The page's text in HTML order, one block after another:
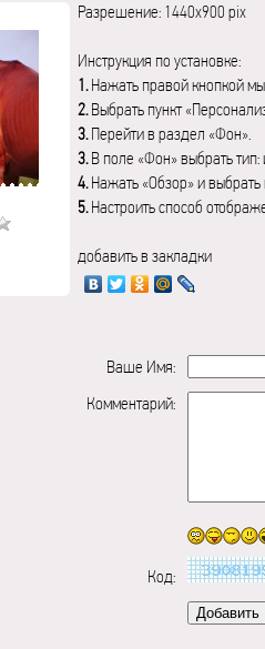
Разрешение: 1440x900 pix
Инструкция по установке:
1.Нажать правой кнопкой
2.Выбрать пункт
3.Перейти в раздел «Фон».
3.В поле «Фон» выбрать
4.Нажать «Обзор» и выбрать
5.Настроить способ
добавить в закладки
Ваше Имя:
Комментарий:
Код: